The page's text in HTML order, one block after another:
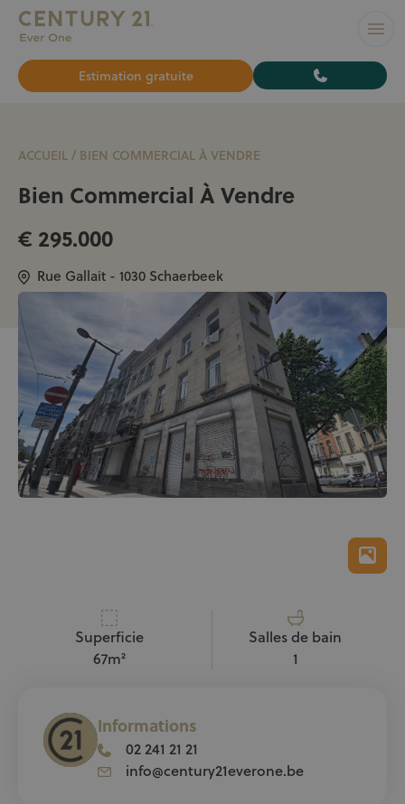
L’AGENCE N°1 À BRUXELLES pour vendre ou louer
Estimation gratuite
Bien Commercial À Vendre
€ 295.000
ACCUEIL / BIEN COMMERCIAL À VENDRE
Rue Gallait - 1030 Schaerbeek
Superficie
67m²
Salles de bain
1
Informations
02 241 21 21
info@century21everone.be